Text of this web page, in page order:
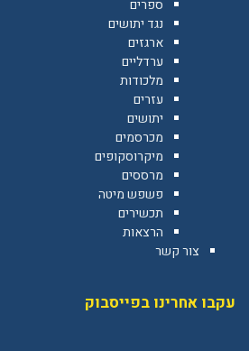
ספרים
נגד יתושים
ארגזים
ערדליים
מלכודות
עזרים
יתושים
מכרסמים
מיקרוסקופים
מרססים
פשפש מיטה
תכשירים
הרצאות
צור קשר
עקבו אחרינו בפייסבוק